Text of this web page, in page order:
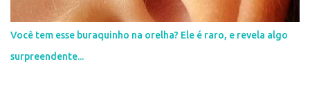
Você tem esse buraquinho na orelha? Ele é raro, e revela algo
surpreendente...